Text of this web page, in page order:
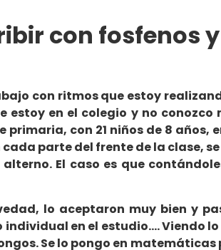
con fosfenos
con ritmos que estoy
estoy en el colegio y no
primaria, con 21 niños de 8 años,
parte del frente de la clase,
El caso es que
lo aceptaron muy bien y
en el estudio…. Viendo
Se lo pongo en